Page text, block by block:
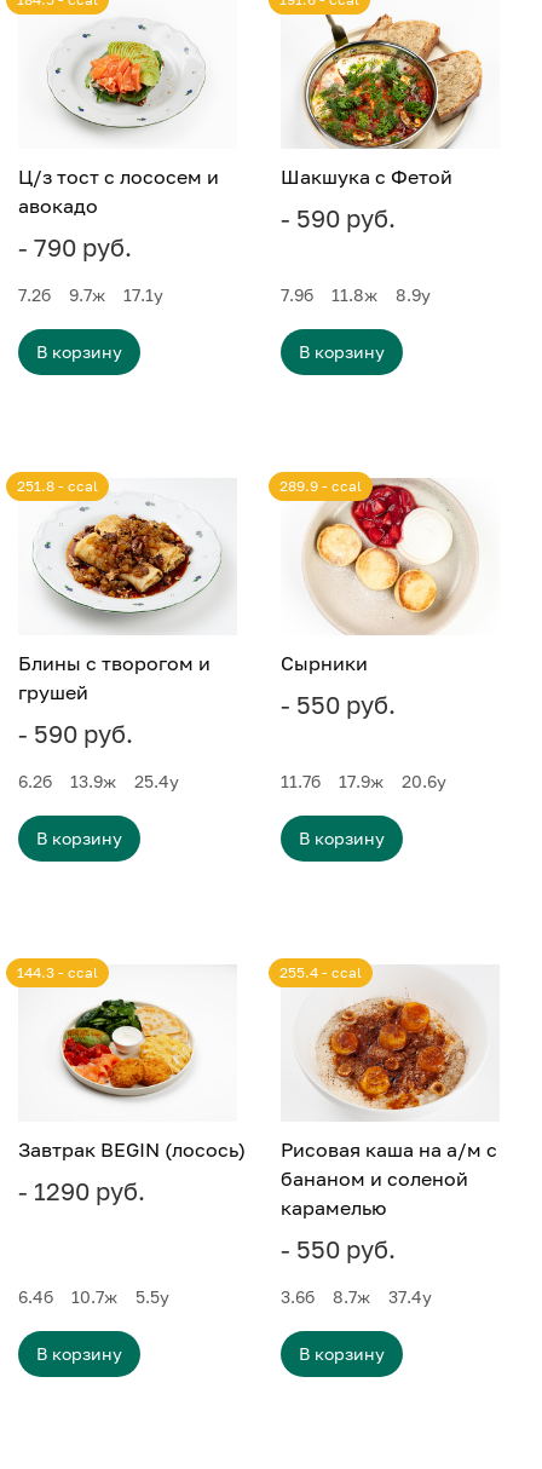
Ц/з тост с лососем и
авокадо
- 790 руб.
7.2б 9.7ж 17.1у
В корзину
Шакшука с Фетой
- 590 руб.
7.9б 11.8ж 8.9у
В корзину
Блины с творогом и
грушей
- 590 руб.
251.8 - ccal
6.2б 13.9ж 25.4у
В корзину
Сырники
- 550 руб.
289.9 - ccal
11.7б 17.9ж 20.6у
В корзину
Завтрак BEGIN (лосось)
- 1290 руб.
144.3 - ccal
6.4б 10.7ж 5.5у
В корзину
Рисовая каша на а/м с
бананом и соленой
карамелью
- 550 руб.
255.4 - ccal
3.6б 8.7ж 37.4у
В корзину